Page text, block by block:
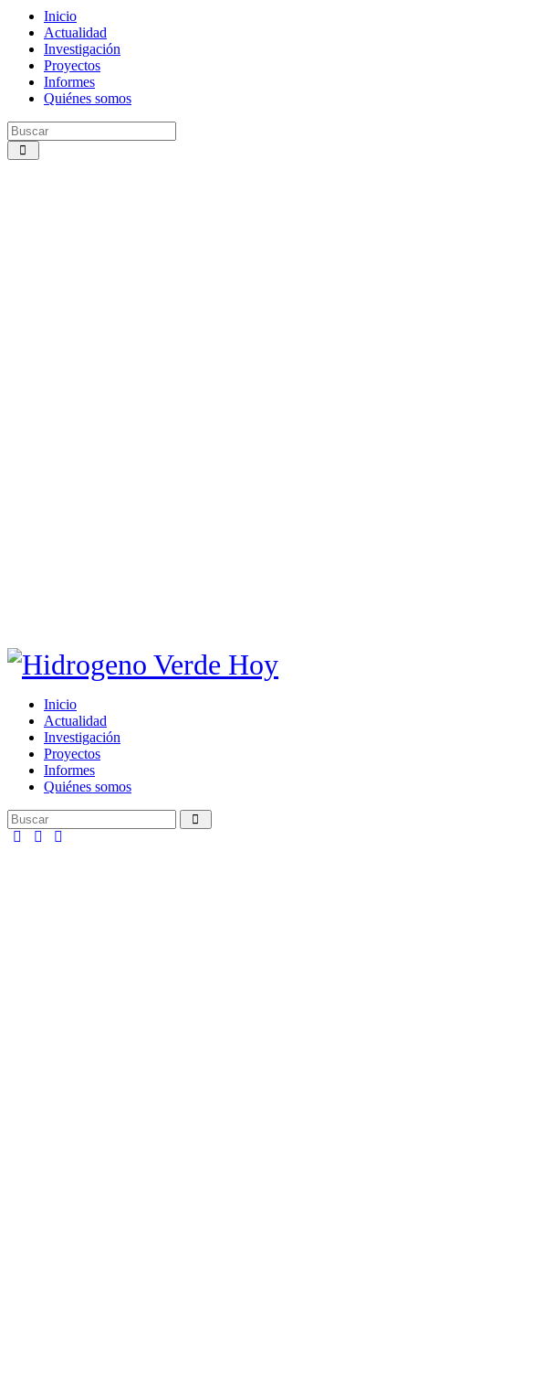
Inicio
Actualidad
Investigación
Proyectos
Informes
Quiénes somos
Inicio
Actualidad
Investigación
Proyectos
Informes
Quiénes somos